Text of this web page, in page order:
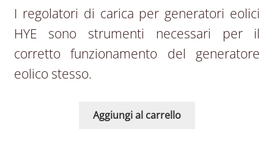
I regolatori di carica per generatori eolici
HYE sono strumenti necessari per il
corretto funzionamento del generatore
eolico stesso.
Aggiungi al carrello